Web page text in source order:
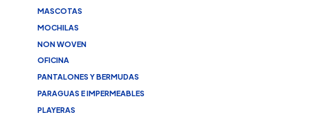
MASCOTAS
MOCHILAS
NON WOVEN
OFICINA
PANTALONES Y BERMUDAS
PARAGUAS E IMPERMEABLES
PLAYERAS